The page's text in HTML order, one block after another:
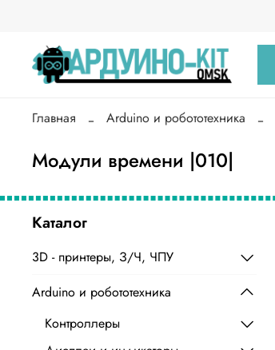
Главная Arduino и робототехника
Модули времени |010|
Каталог
3D - принтеры, З/Ч, ЧПУ
Arduino и робототехника
Контроллеры